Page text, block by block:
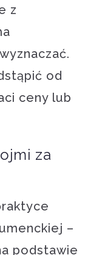
z
od
ceny lub
za
–
podstawie